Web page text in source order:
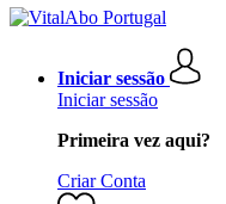
Iniciar sessão
Iniciar sessão
Primeira vez aqui?
Criar Conta